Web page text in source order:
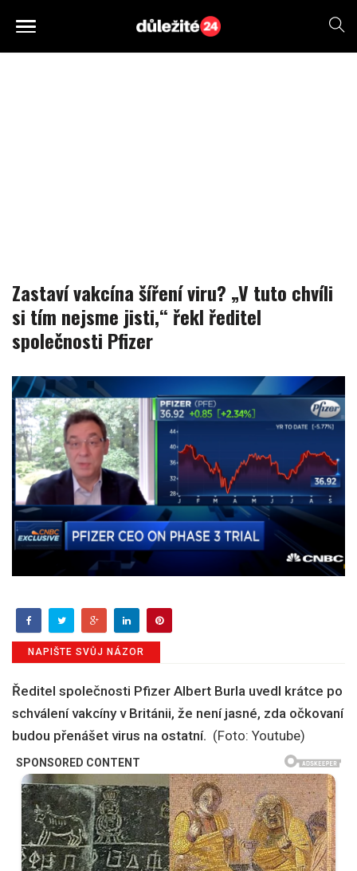
Zastaví vakcína šíření viru? „V tuto chvíli
si tím nejsme jisti,“ řekl ředitel
společnosti Pfizer
NAPIŠTE SVŮJ NÁZOR
Ředitel společnosti Pfizer Albert Burla uvedl krátce po
schválení vakcíny v Británii, že není jasné, zda očkovaní
budou přenášet virus na ostatní. (Foto: Youtube)